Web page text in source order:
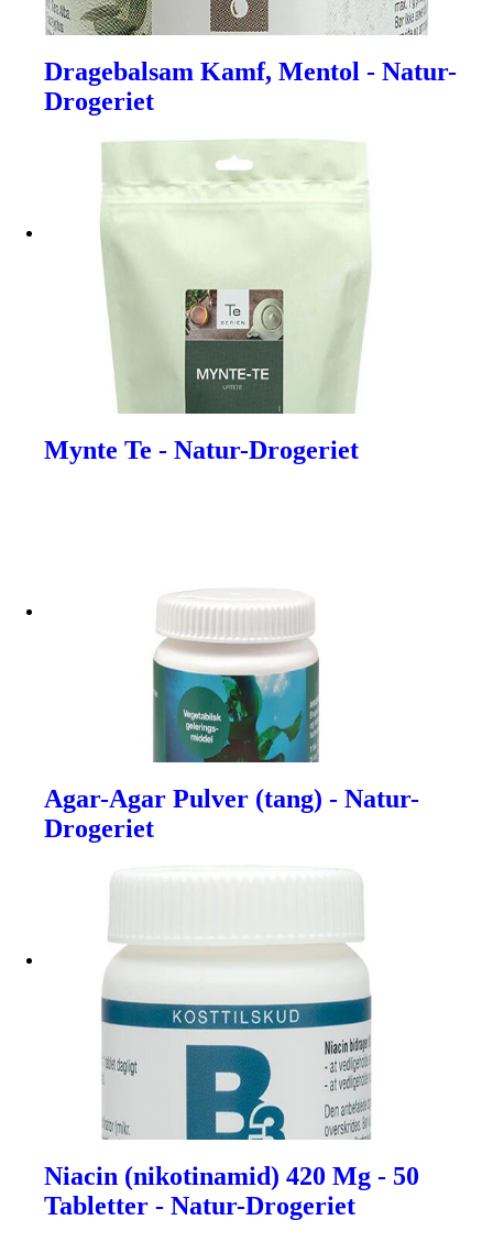
Dragebalsam Kamf, Mentol - Natur-
Drogeriet
Mynte Te - Natur-Drogeriet
Agar-Agar Pulver (tang) - Natur-
Drogeriet
Niacin (nikotinamid) 420 Mg - 50
Tabletter - Natur-Drogeriet